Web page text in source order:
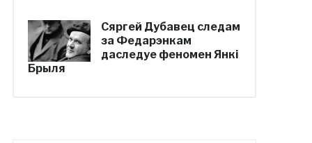
Сяргей Дубавец следам
за Федарэнкам
даследуе феномен Янкі
Брыля